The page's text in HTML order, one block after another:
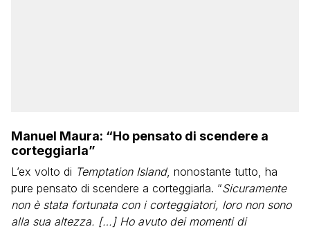
Manuel Maura: “Ho pensato di scendere a
corteggiarla”
L’ex volto di Temptation Island, nonostante tutto, ha
pure pensato di scendere a corteggiarla. “Sicuramente
non è stata fortunata con i corteggiatori, loro non sono
alla sua altezza. […] Ho avuto dei momenti di